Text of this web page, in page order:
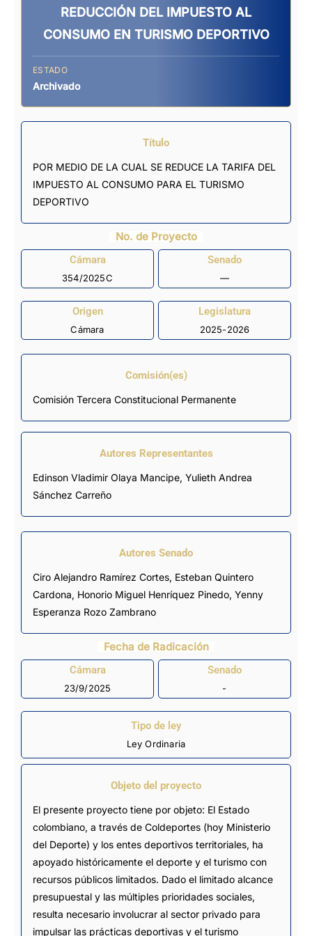
REDUCCIÓN DEL IMPUESTO AL
CONSUMO EN TURISMO DEPORTIVO
ESTADO
Archivado
Título
POR MEDIO DE LA CUAL SE REDUCE LA TARIFA DEL
IMPUESTO AL CONSUMO PARA EL TURISMO
DEPORTIVO
No. de Proyecto
Cámara
354/2025C
Senado
—
Origen
Cámara
Legislatura
2025-2026
Comisión(es)
Comisión Tercera Constitucional Permanente
Autores Representantes
Edinson Vladimir Olaya Mancipe, Yulieth Andrea
Sánchez Carreño
Autores Senado
Ciro Alejandro Ramírez Cortes, Esteban Quintero
Cardona, Honorio Miguel Henríquez Pinedo, Yenny
Esperanza Rozo Zambrano
Fecha de Radicación
Cámara
23/9/2025
Senado
-
Tipo de ley
Ley Ordinaria
Objeto del proyecto
El presente proyecto tiene por objeto: El Estado
colombiano, a través de Coldeportes (hoy Ministerio
del Deporte) y los entes deportivos territoriales, ha
apoyado históricamente el deporte y el turismo con
recursos públicos limitados. Dado el limitado alcance
presupuestal y las múltiples prioridades sociales,
resulta necesario involucrar al sector privado para
impulsar las prácticas deportivas y el turismo